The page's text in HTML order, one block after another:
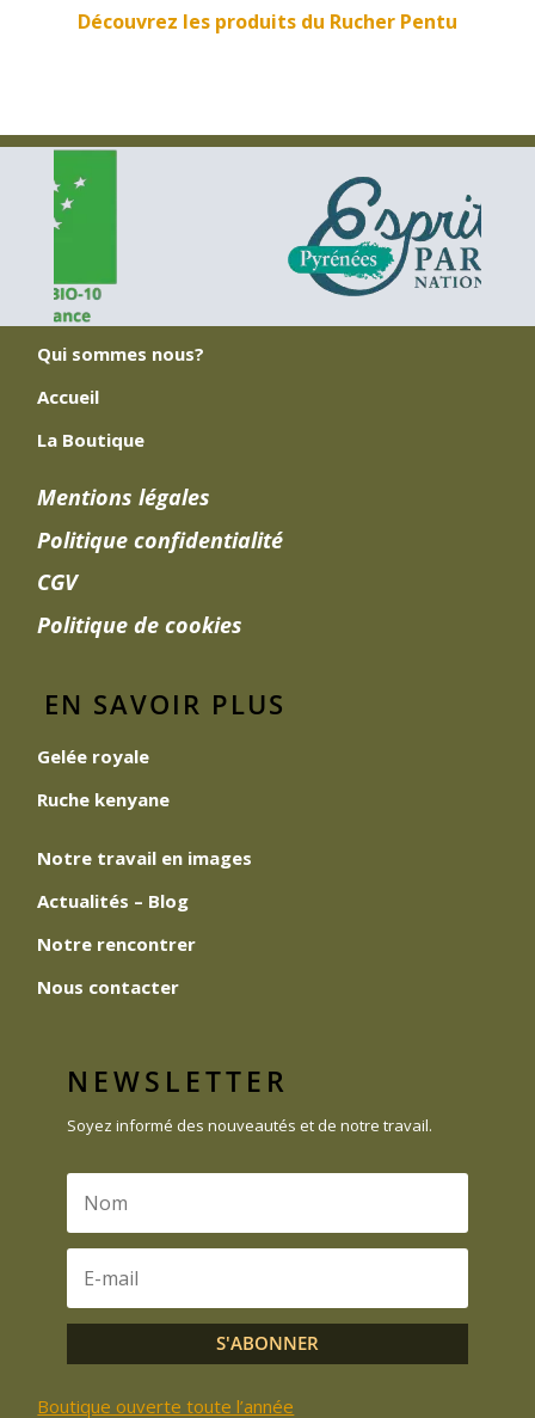
Découvrez les produits du Rucher Pentu
Qui sommes nous?
Accueil
La Boutique
Mentions légales
Politique confidentialité
CGV
Politique de cookies
EN SAVOIR PLUS
Gelée royale
Ruche kenyane
Notre travail en images
Actualités – Blog
Notre rencontrer
Nous contacter
NEWSLETTER
Soyez informé des nouveautés et de notre travail.
S'ABONNER
Boutique ouverte toute l’année